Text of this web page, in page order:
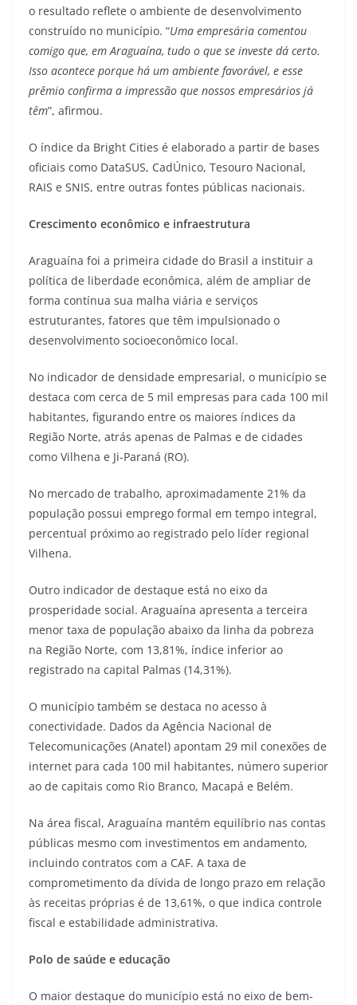
o resultado reflete o ambiente de desenvolvimento
construído no município. “Uma empresária comentou
comigo que, em Araguaína, tudo o que se investe dá certo.
Isso acontece porque há um ambiente favorável, e esse
prêmio confirma a impressão que nossos empresários já
têm”, afirmou.
O índice da Bright Cities é elaborado a partir de bases
oficiais como DataSUS, CadÚnico, Tesouro Nacional,
RAIS e SNIS, entre outras fontes públicas nacionais.
Crescimento econômico e infraestrutura
Araguaína foi a primeira cidade do Brasil a instituir a
política de liberdade econômica, além de ampliar de
forma contínua sua malha viária e serviços
estruturantes, fatores que têm impulsionado o
desenvolvimento socioeconômico local.
No indicador de densidade empresarial, o município se
destaca com cerca de 5 mil empresas para cada 100 mil
habitantes, figurando entre os maiores índices da
Região Norte, atrás apenas de Palmas e de cidades
como Vilhena e Ji-Paraná (RO).
No mercado de trabalho, aproximadamente 21% da
população possui emprego formal em tempo integral,
percentual próximo ao registrado pelo líder regional
Vilhena.
Outro indicador de destaque está no eixo da
prosperidade social. Araguaína apresenta a terceira
menor taxa de população abaixo da linha da pobreza
na Região Norte, com 13,81%, índice inferior ao
registrado na capital Palmas (14,31%).
O município também se destaca no acesso à
conectividade. Dados da Agência Nacional de
Telecomunicações (Anatel) apontam 29 mil conexões de
internet para cada 100 mil habitantes, número superior
ao de capitais como Rio Branco, Macapá e Belém.
Na área fiscal, Araguaína mantém equilíbrio nas contas
públicas mesmo com investimentos em andamento,
incluindo contratos com a CAF. A taxa de
comprometimento da dívida de longo prazo em relação
às receitas próprias é de 13,61%, o que indica controle
fiscal e estabilidade administrativa.
Polo de saúde e educação
O maior destaque do município está no eixo de bem-